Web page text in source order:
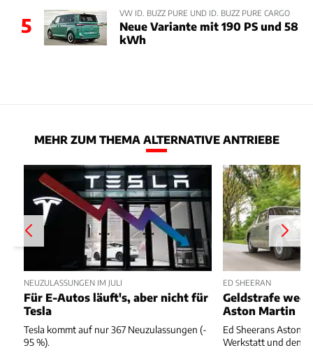
5
VW ID. BUZZ PURE UND ID. BUZZ PURE CARGO
Neue Variante mit 190 PS und 58
kWh
MEHR ZUM THEMA ALTERNATIVE ANTRIEBE
NEUZULASSUNGEN IM JULI
Für E-Autos läuft's, aber nicht für
Tesla
Tesla kommt auf nur 367 Neuzulassungen (-
95 %).
ED SHEERAN
Geldstrafe
Aston Martin
Ed Sheerans Aston
Werkstatt und